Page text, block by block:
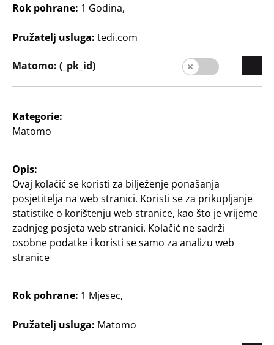
Zamatanje proslava i
poklona
darove
komplet od 2 kom., 18 x
10 x 23 cm, razni dizajni
0,78 €/kom.
1 55
€
5 €
Rok pohrane: 1 Godina,
Pružatelj usluga: tedi.com
Matomo: (_pk_id)
Kategorie:
Matomo
Opis:
Ovaj kolačić se koristi za bilježenje ponašanja
posjetitelja na web stranici. Koristi se za prikupljanje
statistike o korištenju web stranice, kao što je vrijeme
zadnjeg posjeta web stranici. Kolačić ne sadrži
osobne podatke i koristi se samo za analizu web
stranice
Rok pohrane: 1 Mjesec,
Pružatelj usluga: Matomo